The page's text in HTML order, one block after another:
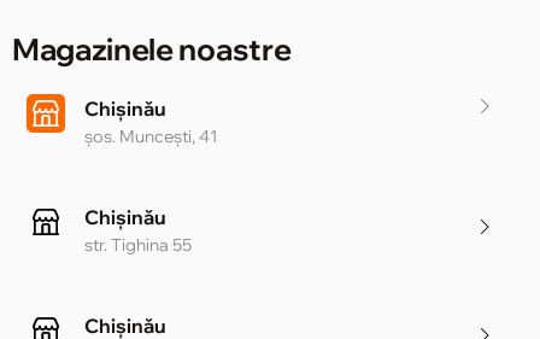
Magazinele noastre
Chișinău
șos. Muncești, 41
Chișinău
str. Tighina 55
Chișinău